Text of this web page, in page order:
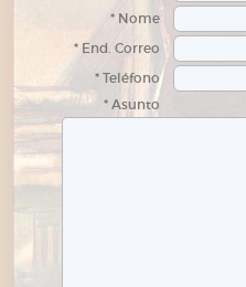
* Nome
* End. Correo
* Teléfono
* Asunto